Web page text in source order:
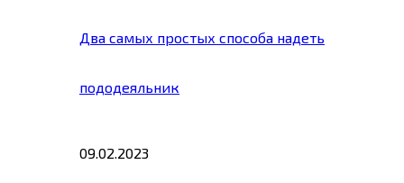
Два самых простых способа надеть
пододеяльник
09.02.2023